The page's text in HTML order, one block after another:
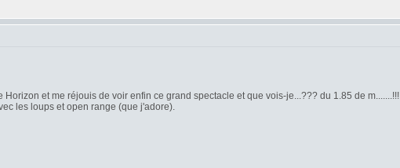
et me réjouis de voir enfin ce grand spectacle et que vois-je...??? du 1.85 de m.......!!!
les loups et open range (que j'adore).